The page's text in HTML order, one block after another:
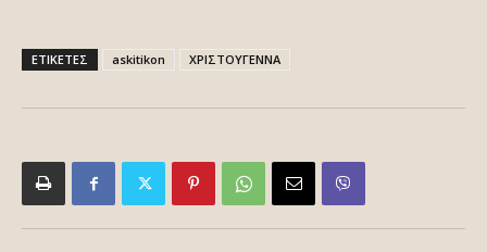
ΕΤΙΚΕΤΕΣ askitikon ΧΡΙΣΤΟΥΓΕΝΝΑ